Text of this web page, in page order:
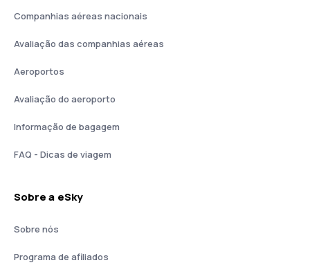
Companhias aéreas nacionais
Avaliação das companhias aéreas
Aeroportos
Avaliação do aeroporto
Informação de bagagem
FAQ - Dicas de viagem
Sobre a eSky
Sobre nós
Programa de afiliados